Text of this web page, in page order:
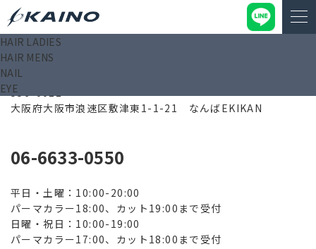
HAIR LADIES
HAIR MENS
NAIL
EYE
なんばEKIKAN店
556-0012
大阪府大阪市浪速区敷津東1-1-21 なんばEKIKAN
06-6633-0550
平日・土曜：10:00-20:00
パーマカラー18:00、カット19:00まで受付
日曜・祝日：10:00-19:00
パーマカラー17:00、カット18:00まで受付